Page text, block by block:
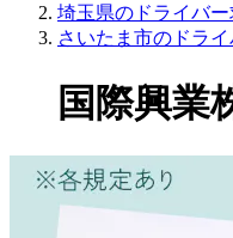
埼玉県のドライバー
さいたま市のドライ
国際興業